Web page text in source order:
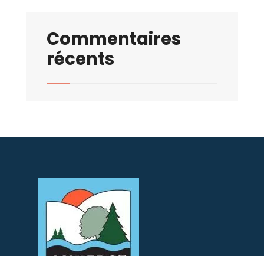
Commentaires
récents